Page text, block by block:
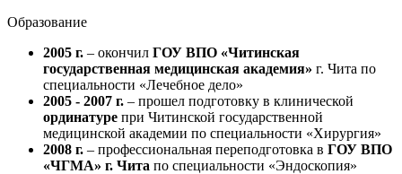
Образование
2005 г. – окончил ГОУ ВПО «Читинская
государственная медицинская академия» г. Чита по
специальности «Лечебное дело»
2005 - 2007 г. – прошел подготовку в клинической
ординатуре при Читинской государственной
медицинской академии по специальности «Хирургия»
2008 г. – профессиональная переподготовка в ГОУ ВПО
«ЧГМА» г. Чита по специальности «Эндоскопия»